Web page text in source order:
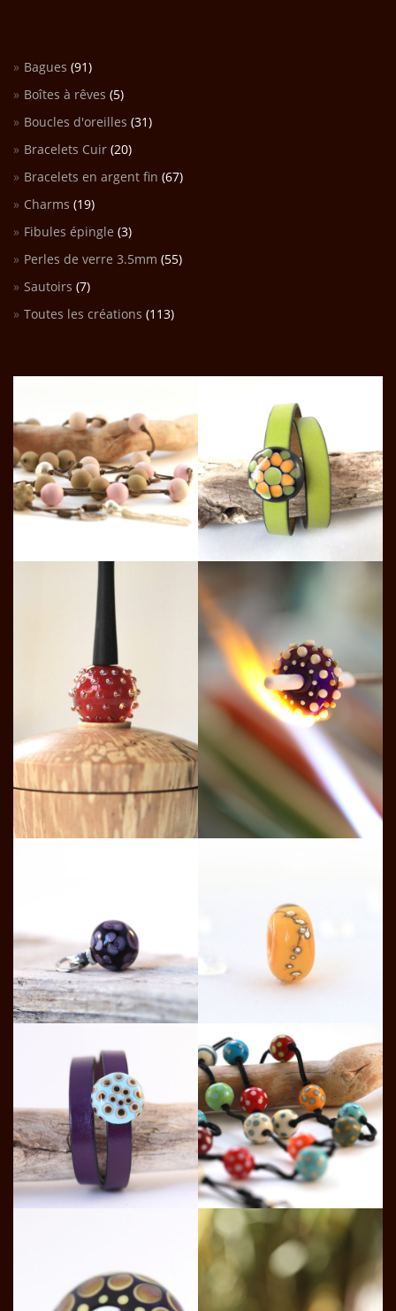
Bagues (91)
Boîtes à rêves (5)
Boucles d'oreilles (31)
Bracelets Cuir (20)
Bracelets en argent fin (67)
Charms (19)
Fibules épingle (3)
Perles de verre 3.5mm (55)
Sautoirs (7)
Toutes les créations (113)